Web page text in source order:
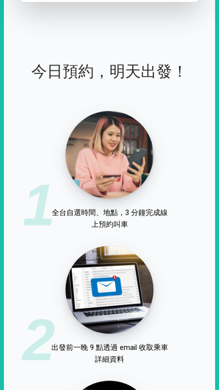
今日預約，明天出發！
1全台自選時間、地點，3 分鐘完成線
上預約叫車
2出發前一晚 9 點透過 email 收取乘車
詳細資料